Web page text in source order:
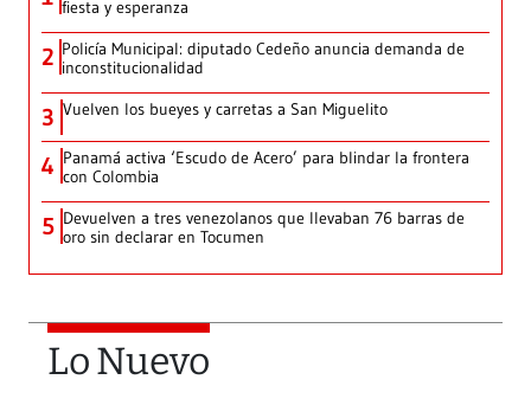
fiesta y esperanza
2 Policía Municipal: diputado Cedeño anuncia demanda de
inconstitucionalidad
3 Vuelven los bueyes y carretas a San Miguelito
4 Panamá activa ‘Escudo de Acero’ para blindar la frontera
con Colombia
5 Devuelven a tres venezolanos que llevaban 76 barras de
oro sin declarar en Tocumen
Lo Nuevo